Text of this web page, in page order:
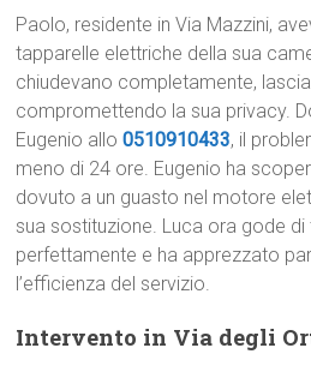
Paolo, residente in Via Mazzini,
tapparelle elettriche della sua
chiudevano completamente,
compromettendo la sua privacy.
Eugenio allo0510910433, il
meno di 24 ore. Eugenio ha
dovuto a un guasto nel motore
sua sostituzione. Luca ora gode
perfettamente e ha apprezzato
l’efficienza del servizio.
Intervento in Via degli